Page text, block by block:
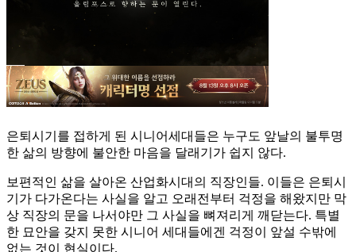
은퇴시기를 접하게 된 시니어세대들은 누구도 앞날의 불투명
한 삶의 방향에 불안한 마음을 달래기가 쉽지 않다.
보편적인 삶을 살아온 산업화시대의 직장인들. 이들은 은퇴시
기가 다가온다는 사실을 알고 오래전부터 걱정을 해왔지만 막
상 직장의 문을 나서야만 그 사실을 뼈져리게 깨닫는다. 특별
한 묘안을 갖지 못한 시니어 세대들에겐 걱정이 앞설 수밖에
없는 것이 현실이다.